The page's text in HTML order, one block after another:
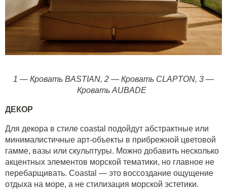
1 — Кровать BASTIAN, 2 — Кровать CLAPTON, 3 —
Кровать AUBADE
ДЕКОР
Для декора в стиле coastal подойдут абстрактные или
минималистичные арт-объекты в прибрежной цветовой
гамме, вазы или скульптуры. Можно добавить несколько
акцентных элементов морской тематики, но главное не
перебарщивать. Coastal — это воссоздание ощущение
отдыха на море, а не стилизация морской эстетики.